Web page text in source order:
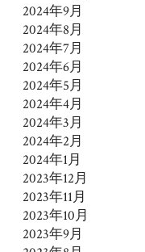
2024年9月
2024年8月
2024年7月
2024年6月
2024年5月
2024年4月
2024年3月
2024年2月
2024年1月
2023年12月
2023年11月
2023年10月
2023年9月